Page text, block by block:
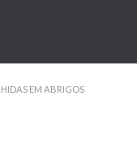
EM ABRIGOS